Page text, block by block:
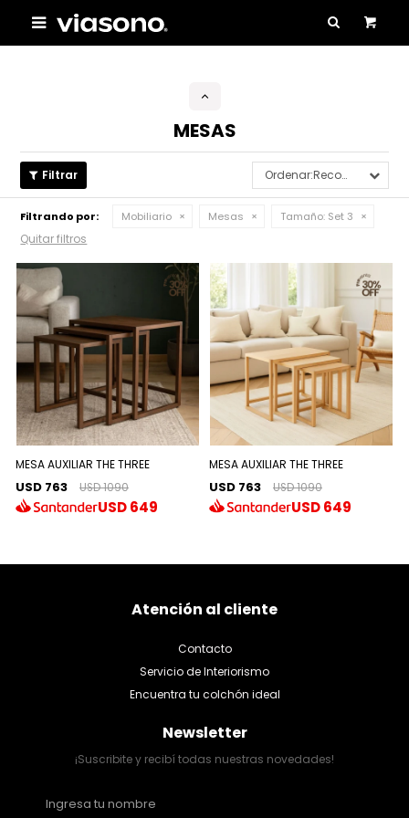

MESAS
Recomendados
Filtrando por: Mobiliario Mesas Tamaño: Set 3
Quitar filtros
MESA AUXILIAR THE THREE
USD 763 USD 1090
USD649
MESA AUXILIAR THE THREE
USD 763 USD 1090
USD649
Atención al cliente
Contacto
Servicio de Interiorismo
Encuentra tu colchón ideal
Newsletter
¡Suscribite y recibí todas nuestras novedades!